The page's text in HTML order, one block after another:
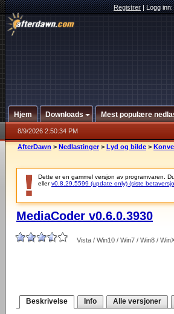
Registrer|Logg inn:
Hjem Downloads Mest populære
8/9/2026 2:50:34 PM
AfterDawn > Nedlastinger > Lyd og bilde >
Dette er en gammel versjon av programvaren.
ellerv0.8.29.5599 (update only) (siste
MediaCoder v0.6.0.3930
Vista / Win10 / Win7 / Win8 /
Beskrivelse Info Alle versjoner